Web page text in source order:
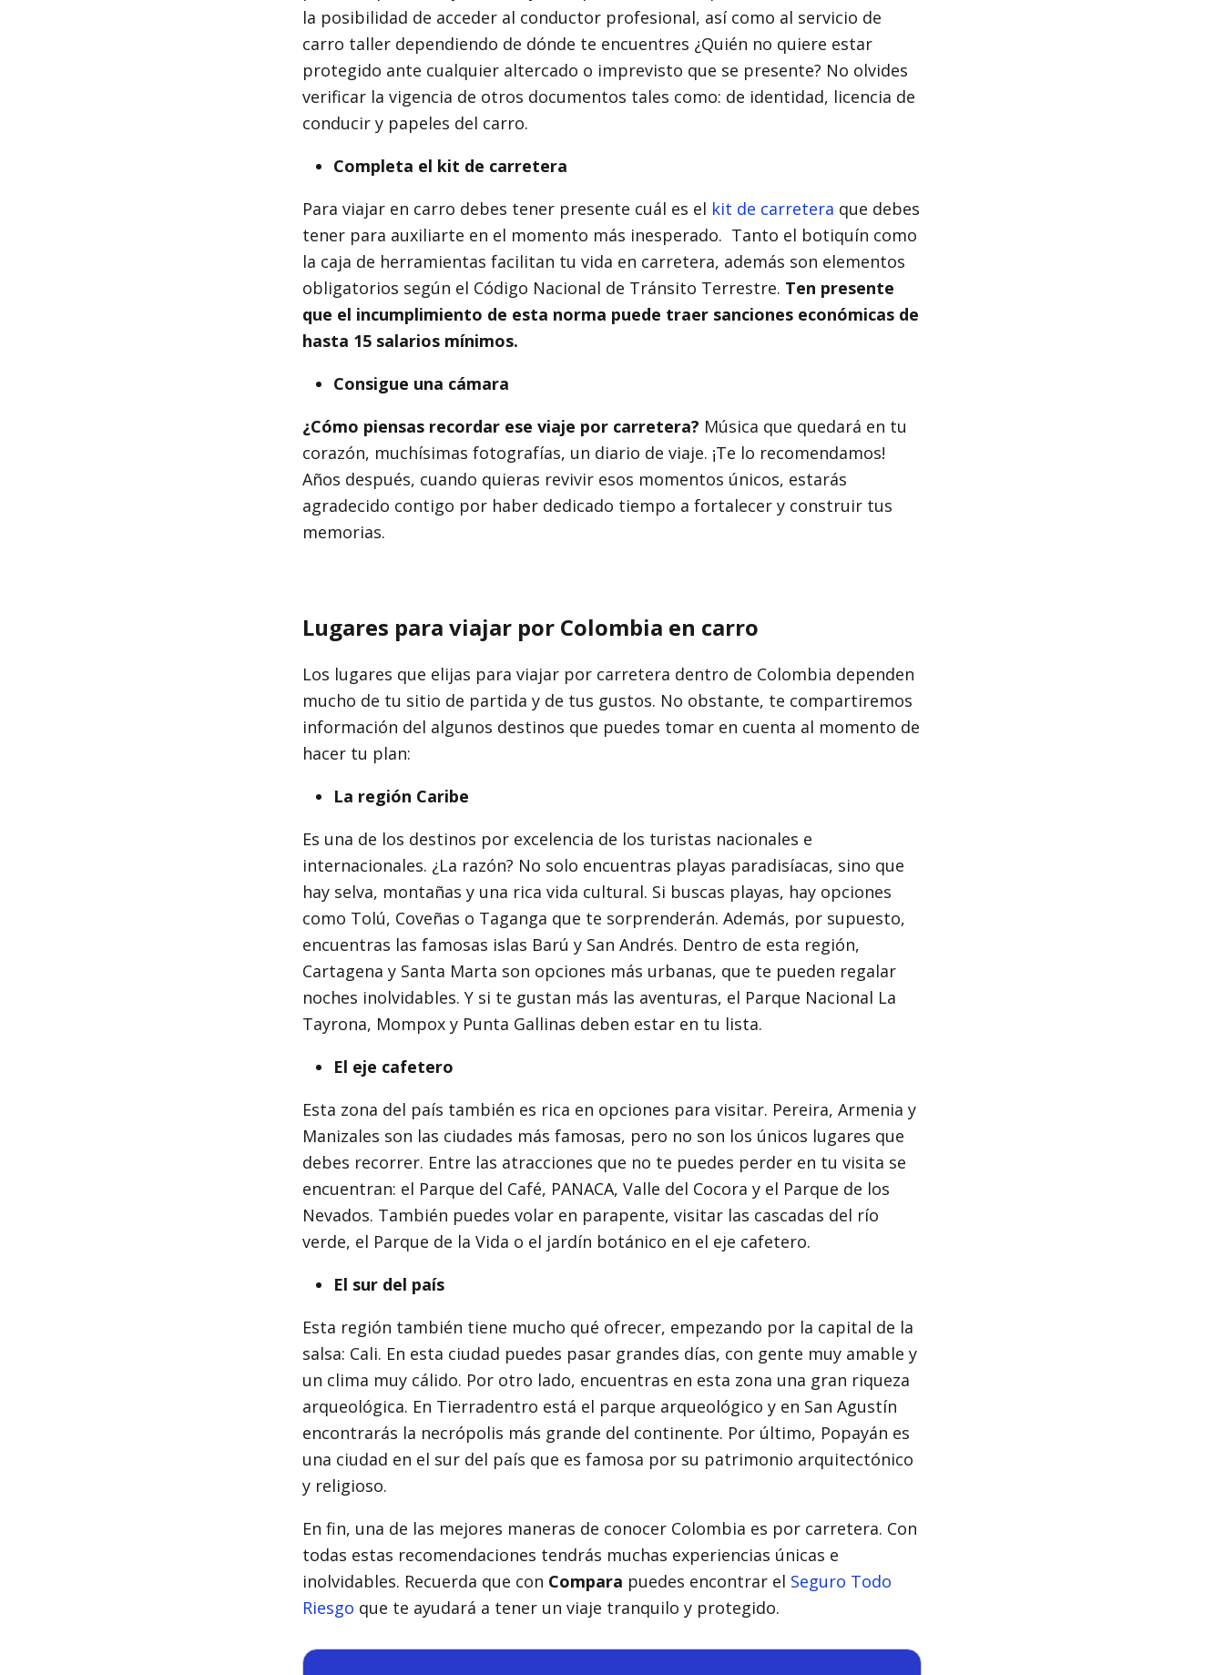
la posibilidad de acceder al conductor profesional, así como al servicio de
carro taller dependiendo de dónde te encuentres ¿Quién no quiere estar
protegido ante cualquier altercado o imprevisto que se presente? No olvides
verificar la vigencia de otros documentos tales como: de identidad, licencia de
conducir y papeles del carro.
Completa el kit de carretera
Para viajar en carro debes tener presente cuál es el kit de carretera que debes
tener para auxiliarte en el momento más inesperado. Tanto el botiquín como
la caja de herramientas facilitan tu vida en carretera, además son elementos
obligatorios según el Código Nacional de Tránsito Terrestre. Ten presente
que el incumplimiento de esta norma puede traer sanciones económicas de
hasta 15 salarios mínimos.
Consigue una cámara
¿Cómo piensas recordar ese viaje por carretera? Música que quedará en tu
corazón, muchísimas fotografías, un diario de viaje. ¡Te lo recomendamos!
Años después, cuando quieras revivir esos momentos únicos, estarás
agradecido contigo por haber dedicado tiempo a fortalecer y construir tus
memorias.
Lugares para viajar por Colombia en carro
Los lugares que elijas para viajar por carretera dentro de Colombia dependen
mucho de tu sitio de partida y de tus gustos. No obstante, te compartiremos
información del algunos destinos que puedes tomar en cuenta al momento de
hacer tu plan:
La región Caribe
Es una de los destinos por excelencia de los turistas nacionales e
internacionales. ¿La razón? No solo encuentras playas paradisíacas, sino que
hay selva, montañas y una rica vida cultural. Si buscas playas, hay opciones
como Tolú, Coveñas o Taganga que te sorprenderán. Además, por supuesto,
encuentras las famosas islas Barú y San Andrés. Dentro de esta región,
Cartagena y Santa Marta son opciones más urbanas, que te pueden regalar
noches inolvidables. Y si te gustan más las aventuras, el Parque Nacional La
Tayrona, Mompox y Punta Gallinas deben estar en tu lista.
El eje cafetero
Esta zona del país también es rica en opciones para visitar. Pereira, Armenia y
Manizales son las ciudades más famosas, pero no son los únicos lugares que
debes recorrer. Entre las atracciones que no te puedes perder en tu visita se
encuentran: el Parque del Café, PANACA, Valle del Cocora y el Parque de los
Nevados. También puedes volar en parapente, visitar las cascadas del río
verde, el Parque de la Vida o el jardín botánico en el eje cafetero.
El sur del país
Esta región también tiene mucho qué ofrecer, empezando por la capital de la
salsa: Cali. En esta ciudad puedes pasar grandes días, con gente muy amable y
un clima muy cálido. Por otro lado, encuentras en esta zona una gran riqueza
arqueológica. En Tierradentro está el parque arqueológico y en San Agustín
encontrarás la necrópolis más grande del continente. Por último, Popayán es
una ciudad en el sur del país que es famosa por su patrimonio arquitectónico
y religioso.
En fin, una de las mejores maneras de conocer Colombia es por carretera. Con
todas estas recomendaciones tendrás muchas experiencias únicas e
inolvidables. Recuerda que con Compara puedes encontrar el Seguro Todo
Riesgo que te ayudará a tener un viaje tranquilo y protegido.